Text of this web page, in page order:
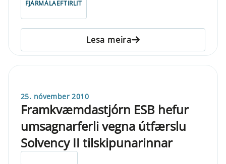
FJÁRMÁLAEFTIRLIT
Lesa meira
25. nóvember 2010
Framkvæmdastjórn ESB hefur
umsagnarferli vegna útfærslu
Solvency II tilskipunarinnar